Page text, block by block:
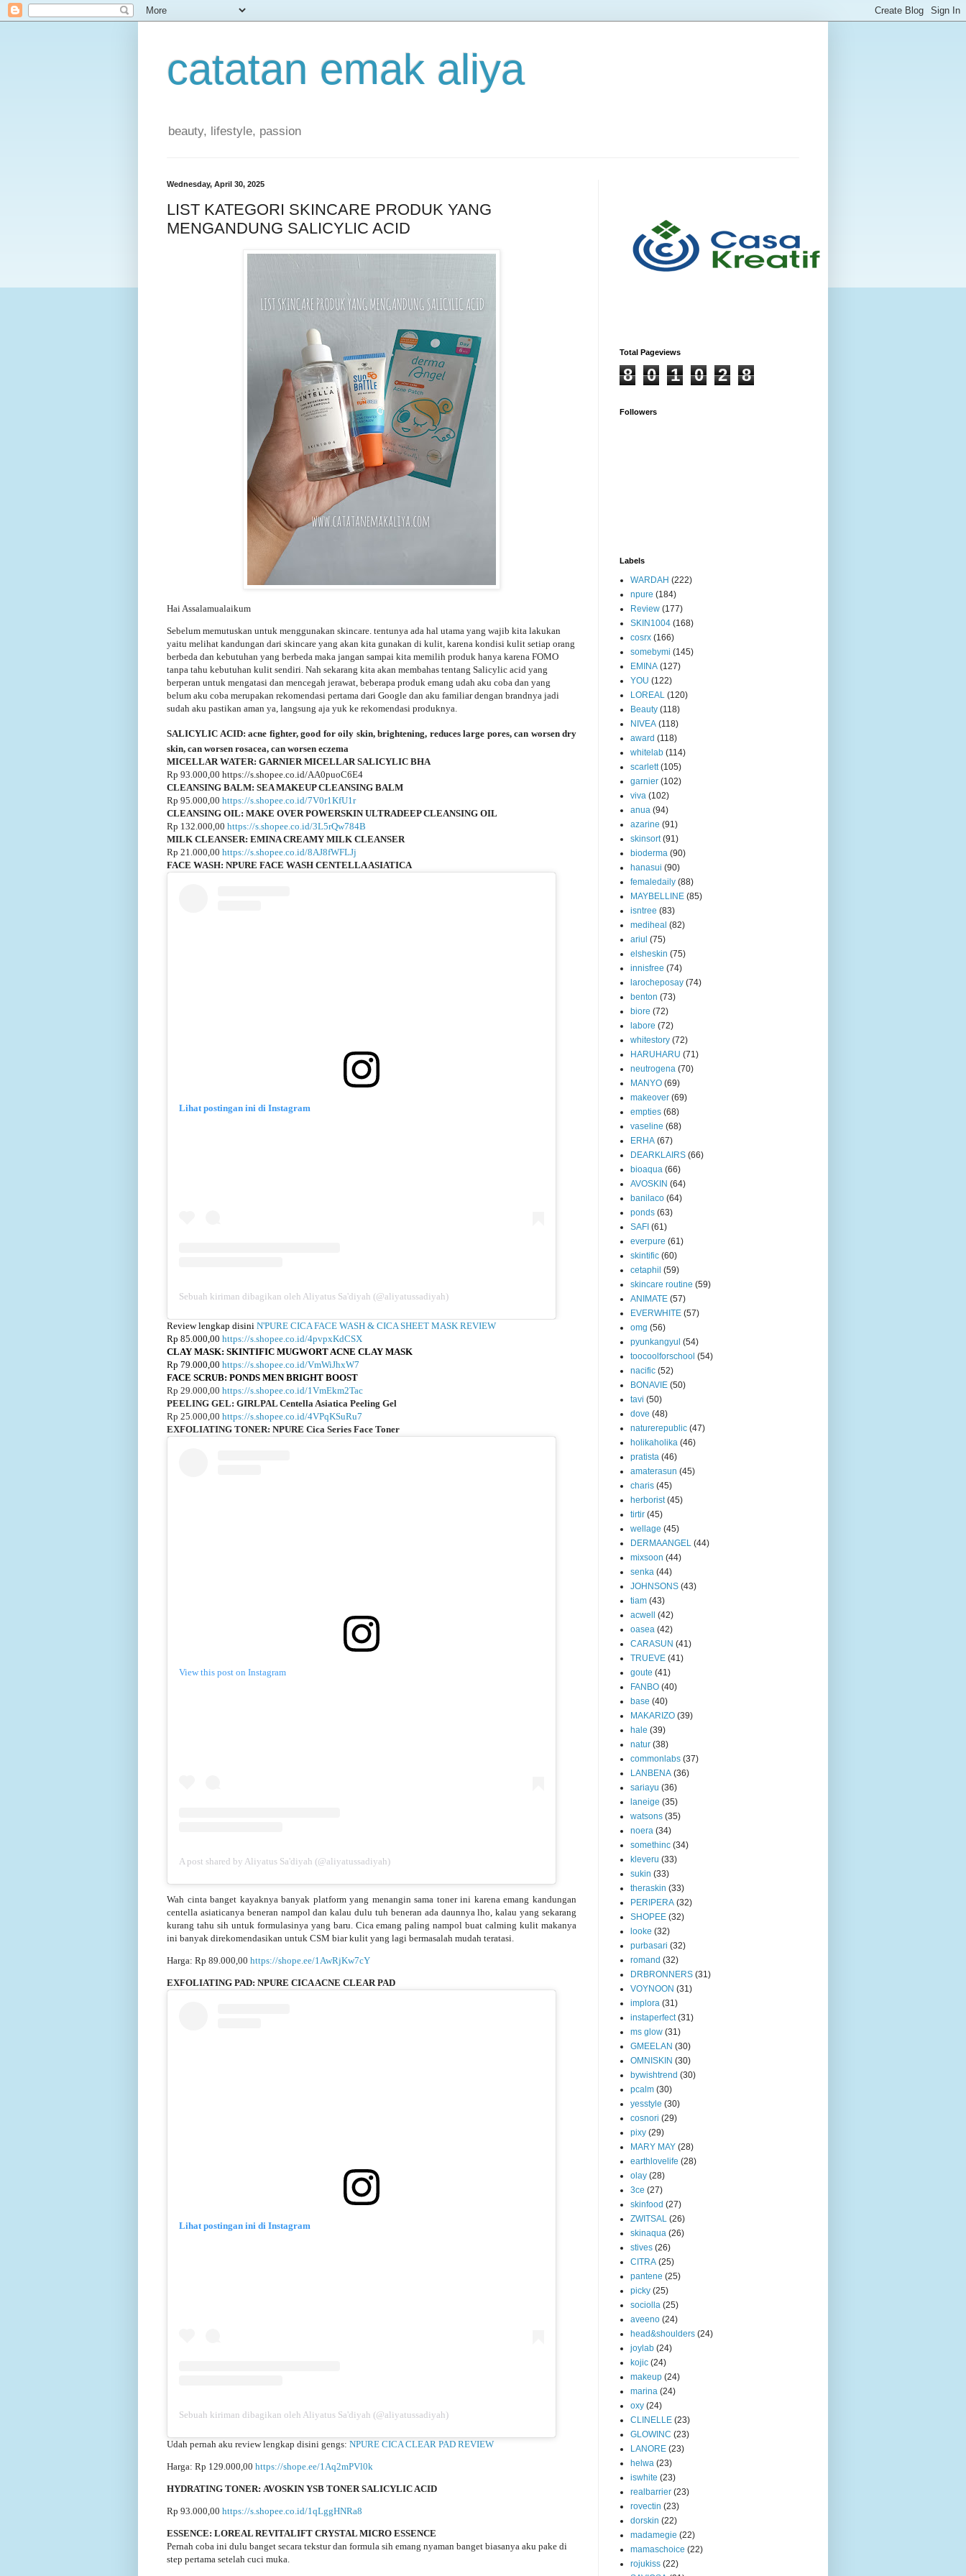
catatan emak aliya
beauty, lifestyle, passion
Wednesday, April 30, 2025
LIST KATEGORI SKINCARE PRODUK YANG
MENGANDUNG SALICYLIC ACID
Hai Assalamualaikum
Sebelum memutuskan untuk menggunakan skincare. tentunya ada hal utama yang wajib kita lakukan
yaitu melihat kandungan dari skincare yang akan kita gunakan di kulit, karena kondisi kulit setiap orang
berbeda dan kebutuhan yang berbeda maka jangan sampai kita memilih produk hanya karena FOMO
tanpa tahu kebutuhan kulit sendiri. Nah sekarang kita akan membahas tentang Salicylic acid yang
berperan untuk mengatasi dan mencegah jerawat, beberapa produk emang udah aku coba dan yang
belum aku coba merupakan rekomendasi pertama dari Google dan aku familiar dengan brandnya jadi
sudah aku pastikan aman ya, langsung aja yuk ke rekomendasi produknya.
SALICYLIC ACID: acne fighter, good for oily skin, brightening, reduces large pores, can worsen dry
skin, can worsen rosacea, can worsen eczema
MICELLAR WATER: GARNIER MICELLAR SALICYLIC BHA
Rp 93.000,00 https://s.shopee.co.id/AA0puoC6E4
CLEANSING BALM: SEA MAKEUP CLEANSING BALM
Rp 95.000,00 https://s.shopee.co.id/7V0r1KfU1r
CLEANSING OIL: MAKE OVER POWERSKIN ULTRADEEP CLEANSING OIL
Rp 132.000,00 https://s.shopee.co.id/3L5rQw784B
MILK CLEANSER: EMINA CREAMY MILK CLEANSER
Rp 21.000,00 https://s.shopee.co.id/8AJ8fWFLJj
FACE WASH: NPURE FACE WASH CENTELLA ASIATICA
Lihat postingan ini di Instagram
Sebuah kiriman dibagikan oleh Aliyatus Sa'diyah (@aliyatussadiyah)
Review lengkap disini N'PURE CICA FACE WASH & CICA SHEET MASK REVIEW
Rp 85.000,00 https://s.shopee.co.id/4pvpxKdCSX
CLAY MASK: SKINTIFIC MUGWORT ACNE CLAY MASK
Rp 79.000,00 https://s.shopee.co.id/VmWiJhxW7
FACE SCRUB: PONDS MEN BRIGHT BOOST
Rp 29.000,00 https://s.shopee.co.id/1VmEkm2Tac
PEELING GEL: GIRLPAL Centella Asiatica Peeling Gel
Rp 25.000,00 https://s.shopee.co.id/4VPqKSuRu7
EXFOLIATING TONER: NPURE Cica Series Face Toner
View this post on Instagram
A post shared by Aliyatus Sa'diyah (@aliyatussadiyah)
Wah cinta banget kayaknya banyak platform yang menangin sama toner ini karena emang kandungan
centella asiaticanya beneran nampol dan kalau dulu tuh beneran ada daunnya lho, kalau yang sekarang
kurang tahu sih untuk formulasinya yang baru. Cica emang paling nampol buat calming kulit makanya
ini banyak direkomendasikan untuk CSM biar kulit yang lagi bermasalah mudah teratasi.
Harga: Rp 89.000,00 https://shope.ee/1AwRjKw7cY
EXFOLIATING PAD: NPURE CICA ACNE CLEAR PAD
Lihat postingan ini di Instagram
Sebuah kiriman dibagikan oleh Aliyatus Sa'diyah (@aliyatussadiyah)
Udah pernah aku review lengkap disini gengs: NPURE CICA CLEAR PAD REVIEW
Harga: Rp 129.000,00 https://shope.ee/1Aq2mPVl0k
HYDRATING TONER: AVOSKIN YSB TONER SALICYLIC ACID
Rp 93.000,00 https://s.shopee.co.id/1qLggHNRa8
ESSENCE: LOREAL REVITALIFT CRYSTAL MICRO ESSENCE
Pernah coba ini dulu banget secara tekstur dan formula sih emang nyaman banget biasanya aku pake di
step pertama setelah cuci muka.
Total Pageviews
8 0 1 0 2 8
Followers
Labels
WARDAH (222)
npure (184)
Review (177)
SKIN1004 (168)
cosrx (166)
somebymi (145)
EMINA (127)
YOU (122)
LOREAL (120)
Beauty (118)
NIVEA (118)
award (118)
whitelab (114)
scarlett (105)
garnier (102)
viva (102)
anua (94)
azarine (91)
skinsort (91)
bioderma (90)
hanasui (90)
femaledaily (88)
MAYBELLINE (85)
isntree (83)
mediheal (82)
ariul (75)
elsheskin (75)
innisfree (74)
larocheposay (74)
benton (73)
biore (72)
labore (72)
whitestory (72)
HARUHARU (71)
neutrogena (70)
MANYO (69)
makeover (69)
empties (68)
vaseline (68)
ERHA (67)
DEARKLAIRS (66)
bioaqua (66)
AVOSKIN (64)
banilaco (64)
ponds (63)
SAFI (61)
everpure (61)
skintific (60)
cetaphil (59)
skincare routine (59)
ANIMATE (57)
EVERWHITE (57)
omg (56)
pyunkangyul (54)
toocoolforschool (54)
nacific (52)
BONAVIE (50)
tavi (50)
dove (48)
naturerepublic (47)
holikaholika (46)
pratista (46)
amaterasun (45)
charis (45)
herborist (45)
tirtir (45)
wellage (45)
DERMAANGEL (44)
mixsoon (44)
senka (44)
JOHNSONS (43)
tiam (43)
acwell
(42)
oasea (42)
CARASUN (41)
TRUEVE (41)
goute (41)
FANBO (40)
base (40)
MAKARIZO (39)
hale (39)
natur (38)
commonlabs (37)
LANBENA (36)
sariayu (36)
laneige (35)
watsons (35)
noera (34)
somethinc (34)
kleveru (33)
sukin (33)
theraskin (33)
PERIPERA (32)
SHOPEE (32)
looke (32)
purbasari (32)
romand (32)
DRBRONNERS (31)
VOYNOON (31)
implora (31)
instaperfect (31)
ms glow (31)
GMEELAN (30)
OMNISKIN (30)
bywishtrend (30)
pcalm (30)
yesstyle (30)
cosnori (29)
pixy (29)
MARY MAY (28)
earthlovelife (28)
olay (28)
3ce (27)
skinfood (27)
ZWITSAL (26)
skinaqua (26)
stives (26)
CITRA (25)
pantene (25)
picky (25)
sociolla (25)
aveeno (24)
head&shoulders (24)
joylab (24)
kojic (24)
makeup (24)
marina (24)
oxy (24)
CLINELLE (23)
GLOWINC (23)
LANORE (23)
helwa (23)
iswhite (23)
realbarrier (23)
rovectin (23)
dorskin (22)
madamegie (22)
mamaschoice (22)
rojukiss (22)